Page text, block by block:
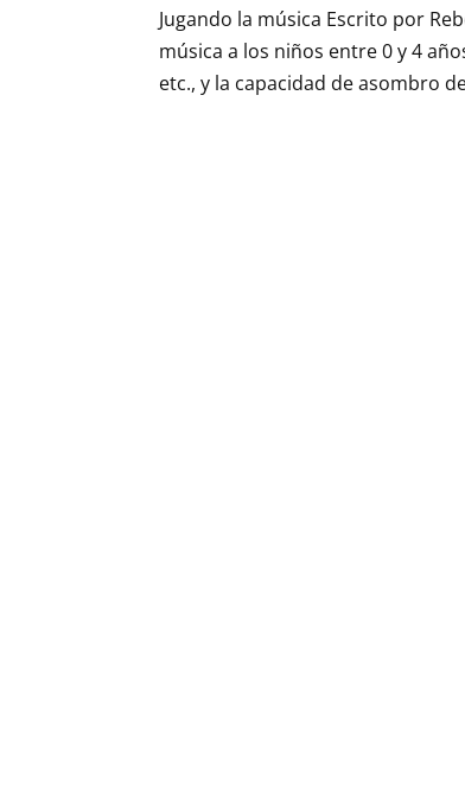
Jugando la música Escrito por
música a los niños entre 0 y 4
etc., y la capacidad de asombro